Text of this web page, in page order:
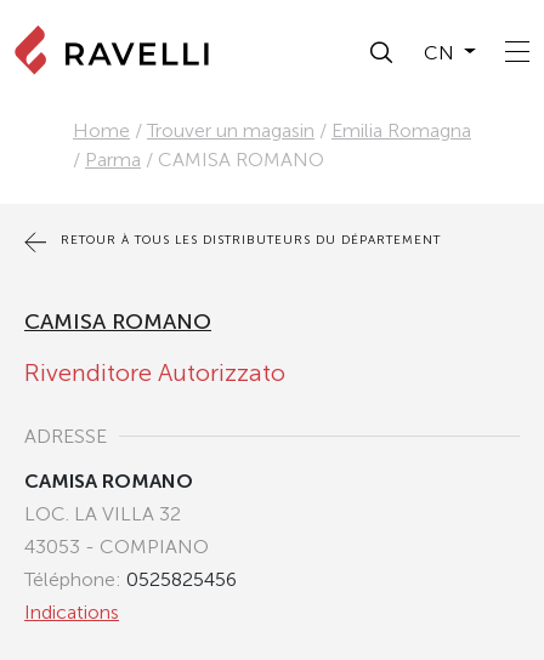
CN
Home / Trouver un magasin / Emilia Romagna
/ Parma / CAMISA ROMANO
RETOUR À TOUS LES DISTRIBUTEURS DU DÉPARTEMENT
CAMISA ROMANO
Rivenditore Autorizzato
ADRESSE
CAMISA ROMANO
LOC. LA VILLA 32
43053 - COMPIANO
Téléphone: 0525825456
Indications